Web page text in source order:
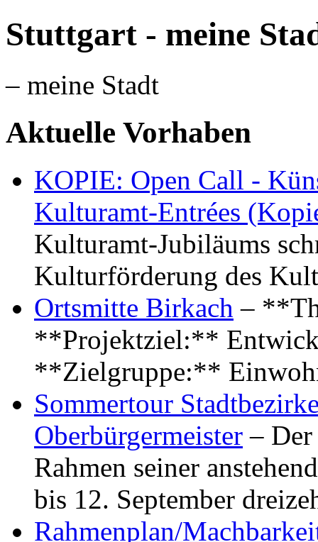
Stuttgart - meine
– meine Stadt
Aktuelle Vorhaben
KOPIE: Open Call -
Kulturamt-Entrées
Kulturamt-Jubiläums
Kulturförderung des
Ortsmitte Birkach –
**Projektziel:**
**Zielgruppe:**
Sommertour
Oberbürgermeister –
Rahmen seiner
bis 12. September
Rahmenplan/